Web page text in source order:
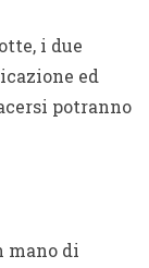
i due
ed
potranno
mano di